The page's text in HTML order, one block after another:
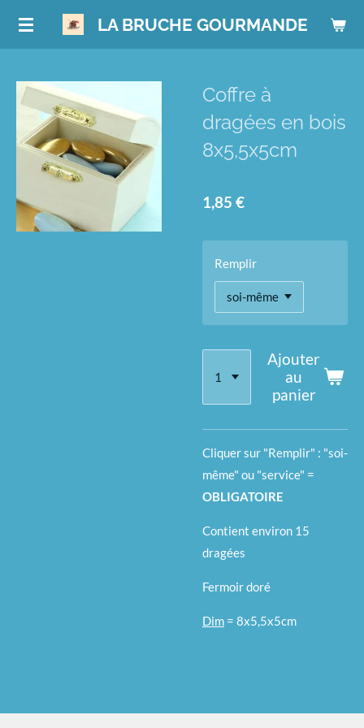
Passer
principal
LA BRUCHE GOURMANDE
Coffre à
dragées en bois
8x5,5x5cm
1,85 €
Remplir
Ajouter
au
panier
Cliquer sur "Remplir" : "soi-
même" ou "service" =
OBLIGATOIRE
Contient environ 15
dragées
Fermoir doré
Dim = 8x5,5x5cm